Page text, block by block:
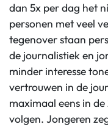
dan 5x per dag het
personen met veel
tegenover staan
de journalistiek en
minder interesse
vertrouwen in de
maximaal eens in
volgen. Jongeren